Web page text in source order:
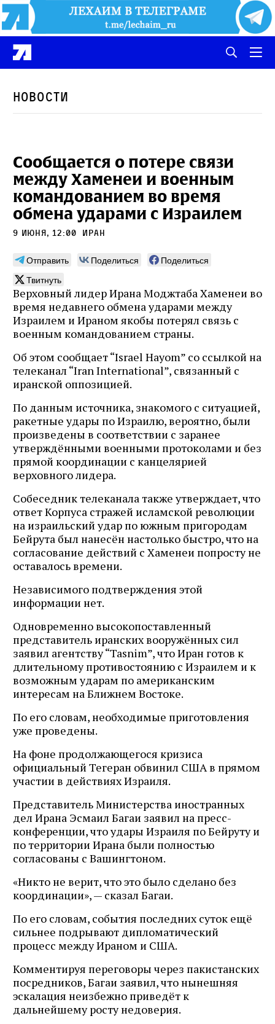
Новости
Сообщается о потере связи
между Хаменеи и военным
командованием во время
обмена ударами с Израилем
9 июня, 12:00 Иран
Отправить Поделиться
Поделиться
Твитнуть
Верховный лидер Ирана Моджтаба Хаменеи во
время недавнего обмена ударами между
Израилем и Ираном якобы потерял связь с
военным командованием страны.
Об этом сообщает “Israel Hayom” со ссылкой на
телеканал “Iran International”, связанный с
иранской оппозицией.
По данным источника, знакомого с ситуацией,
ракетные удары по Израилю, вероятно, были
произведены в соответствии с заранее
утверждёнными военными протоколами и без
прямой координации с канцелярией
верховного лидера.
Собеседник телеканала также утверждает, что
ответ Корпуса стражей исламской революции
на израильский удар по южным пригородам
Бейрута был нанесён настолько быстро, что на
согласование действий с Хаменеи попросту не
оставалось времени.
Независимого подтверждения этой
информации нет.
Одновременно высокопоставленный
представитель иранских вооружённых сил
заявил агентству “Tasnim”, что Иран готов к
длительному противостоянию с Израилем и к
возможным ударам по американским
интересам на Ближнем Востоке.
По его словам, необходимые приготовления
уже проведены.
На фоне продолжающегося кризиса
официальный Тегеран обвинил США в прямом
участии в действиях Израиля.
Представитель Министерства иностранных
дел Ирана Эсмаил Багаи заявил на пресс-
конференции, что удары Израиля по Бейруту и
по территории Ирана были полностью
согласованы с Вашингтоном.
«Никто не верит, что это было сделано без
координации», — сказал Багаи.
По его словам, события последних суток ещё
сильнее подрывают дипломатический
процесс между Ираном и США.
Комментируя переговоры через пакистанских
посредников, Багаи заявил, что нынешняя
эскалация неизбежно приведёт к
дальнейшему росту недоверия.